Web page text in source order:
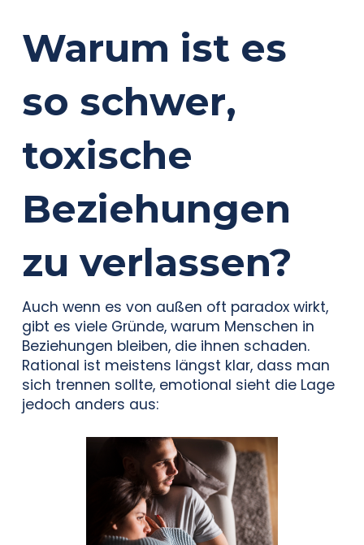
Warum ist es
so schwer,
toxische
Beziehungen
zu verlassen?
Auch wenn es von außen oft paradox wirkt,
gibt es viele Gründe, warum Menschen in
Beziehungen bleiben, die ihnen schaden.
Rational ist meistens längst klar, dass man
sich trennen sollte, emotional sieht die Lage
jedoch anders aus: